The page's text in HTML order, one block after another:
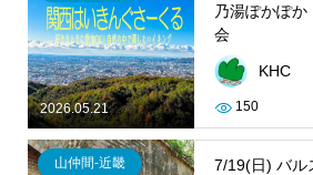
2026.05.21
乃湯ぽかぽ
会
KHC
150
山仲間-近畿
7/19(日) バル